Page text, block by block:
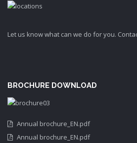
Let us know what can we do for you.
BROCHURE DOWNLOAD
Annual brochure_EN.pdf
Annual brochure_EN.pdf